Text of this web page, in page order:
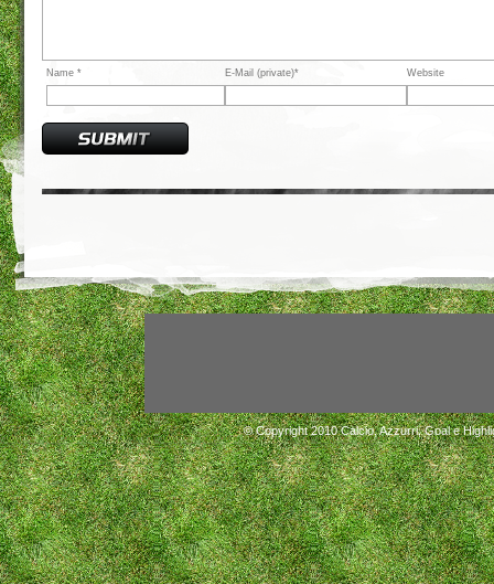
Name * E-Mail (private)* Website
© Copyright 2010Calcio, Azzurri, Goal e